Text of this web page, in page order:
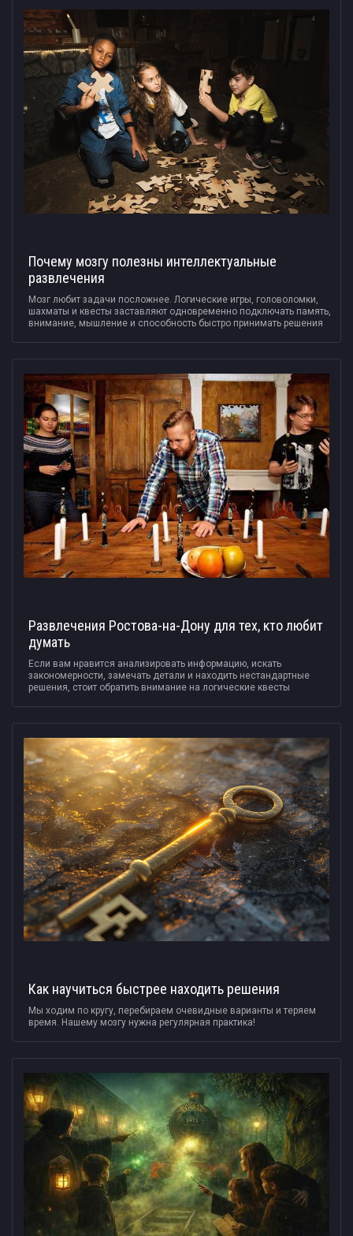
Почему мозгу полезны интеллектуальные
развлечения
Мозг любит задачи посложнее. Логические игры, головоломки,
шахматы и квесты заставляют одновременно подключать память,
внимание, мышление и способность быстро принимать решения
Развлечения Ростова-на-Дону для тех, кто любит
думать
Если вам нравится анализировать информацию, искать
закономерности, замечать детали и находить нестандартные
решения, стоит обратить внимание на логические квесты
Как научиться быстрее находить решения
Мы ходим по кругу, перебираем очевидные варианты и теряем
время. Нашему мозгу нужна регулярная практика!